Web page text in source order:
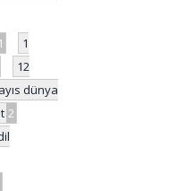
1
12
dünya
2